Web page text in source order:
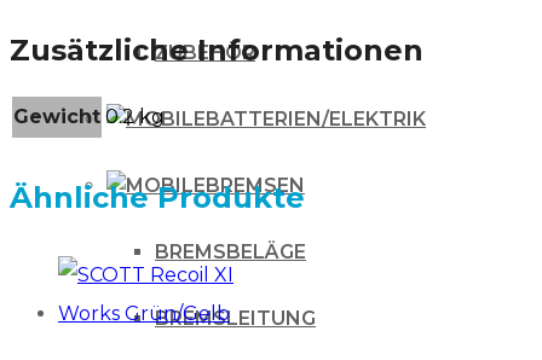
ZUBEHÖR
BATTERIEN/ELEKTRIK
BREMSEN
BREMSBELÄGE
BREMSLEITUNG
Zusätzliche Informationen
Gewicht 0.2 kg
Ähnliche Produkte